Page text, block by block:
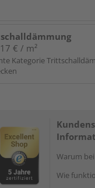
€ / m²
Kategorie
Warum
Wie